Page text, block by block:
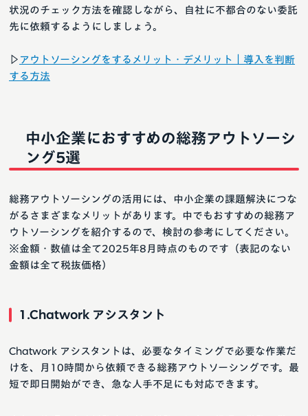
状況のチェック方法を確認しながら、自社に不都合のない委託
先に依頼するようにしましょう。
▷ アウトソーシングをするメリット・デメリット｜導入を判断
する方法
中小企業におすすめの総務アウトソーシ
ング5選
総務アウトソーシングの活用には、中小企業の課題解決につな
がるさまざまなメリットがあります。中でもおすすめの総務ア
ウトソーシングを紹介するので、検討の参考にしてください。
※金額・数値は全て2025年8月時点のものです（表記のない
金額は全て税抜価格）
1.Chatwork アシスタント
Chatwork アシスタントは、必要なタイミングで必要な作業だ
けを、月10時間から依頼できる総務アウトソーシングです。最
短で即日開始ができ、急な人手不足にも対応できます。